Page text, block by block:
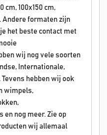
cm, 100x150 cm,
Andere formaten zijn
het beste contact met
wij nog vele soorten
Internationale,
hebben wij ook
wimpels,
en nog meer. Zie op
wij allemaal